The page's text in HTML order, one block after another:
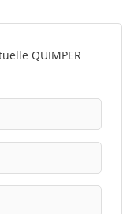
QUIMPER